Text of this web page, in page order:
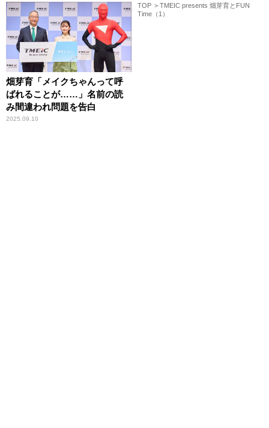
チら幸せになろうね！』～」
せになろうね！』～」
畑芽育「メイクちゃんって呼
ばれることが……」名前の読
み間違われ問題を告白
2025.09.10
TOP
TMEIC presents 畑芽育とFUN
Time（1）